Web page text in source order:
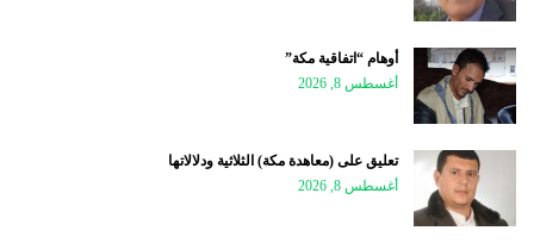
أوهام “اتفاقية مكة”
أغسطس 8, 2026
تعليق على (معاهدة مكة) الثلاثية ودلالاتها
أغسطس 8, 2026